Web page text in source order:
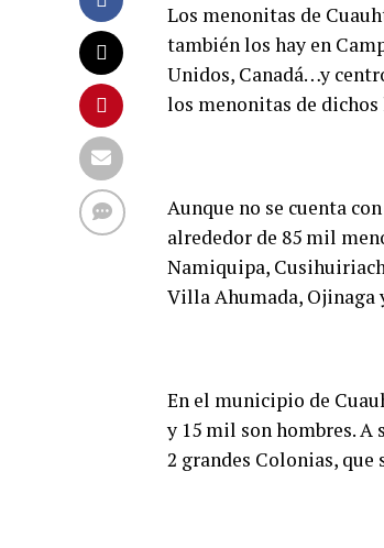
Los menonitas de
también los hay en
Unidos, Canadá…y
los menonitas de
Aunque no se cuenta
alrededor de 85 mil
Namiquipa,
Villa Ahumada, Ojinaga
En el municipio de
y 15 mil son hombres.
2 grandes Colonias,